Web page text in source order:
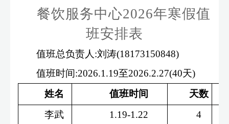
餐饮服务中心2026年寒假值
班安排表
值班总负责人 :刘涛(18173150848)
值班时间:2026.1.19至2026.2.27(40天)
姓名
值班时间
天数
李武
1.19-1.22
4